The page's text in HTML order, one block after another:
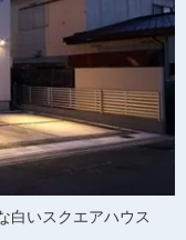
白いスクエアハウス